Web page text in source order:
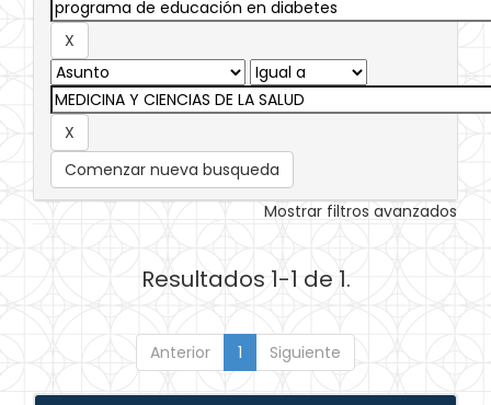
Comenzar nueva busqueda
Mostrar filtros avanzados
Resultados 1-1 de 1.
Anterior 1 Siguiente